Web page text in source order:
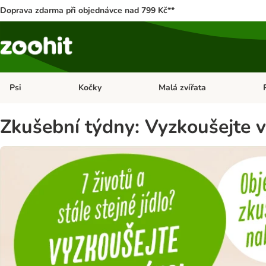
Doprava zdarma při objednávce nad 799 Kč**
Psi Otevřít menu: Psi
Kočky Otevřít menu: Kočky
Malá zvířata
Zkušební týdny: Vyzkoušejte